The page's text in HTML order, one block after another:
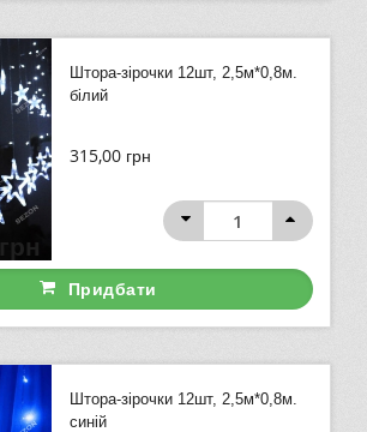
Штора-зірочки 12шт, 2,5м*0,8м.
білий
315,00 грн
грн
Придбати
Штора-зірочки 12шт, 2,5м*0,8м.
синій